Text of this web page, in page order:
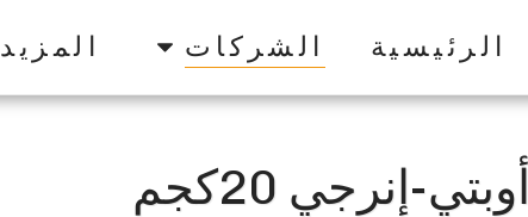
الرئيسية الشركات المزيد
أوبتي-إنرجي 20كجم